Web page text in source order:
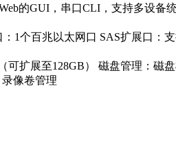
的GUI，串口CLI，支持多设备
1个百兆以太网口 SAS扩展口：
可扩展至128GB） 磁盘管理：磁
像卷管理